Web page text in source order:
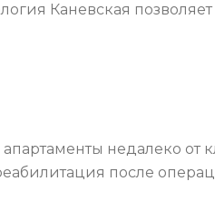
Каневская позволяет
недалеко от
после